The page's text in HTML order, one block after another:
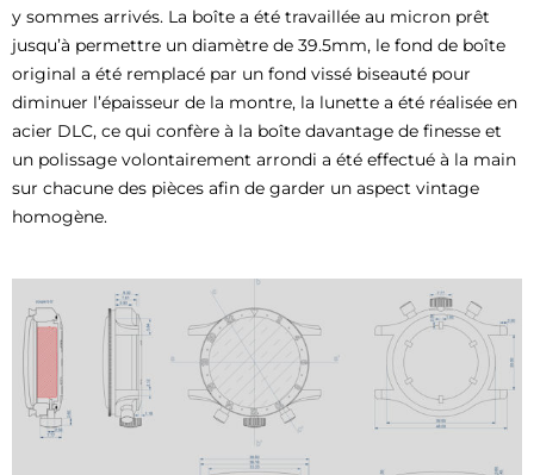
y sommes arrivés. La boîte a été travaillée au micron prêt
jusqu’à permettre un diamètre de 39.5mm, le fond de boîte
original a été remplacé par un fond vissé biseauté pour
diminuer l’épaisseur de la montre, la lunette a été réalisée en
acier DLC, ce qui confère à la boîte davantage de finesse et
un polissage volontairement arrondi a été effectué à la main
sur chacune des pièces afin de garder un aspect vintage
homogène.